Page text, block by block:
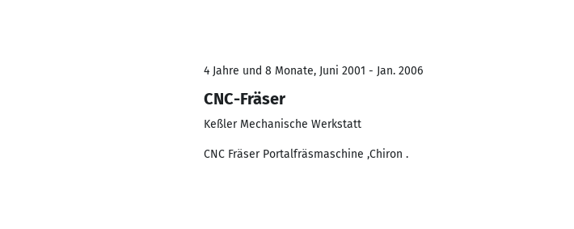
4 Jahre und 8 Monate, Juni 2001 - Jan. 2006
CNC-Fräser
Keßler Mechanische Werkstatt
CNC Fräser Portalfräsmaschine ,Chiron .